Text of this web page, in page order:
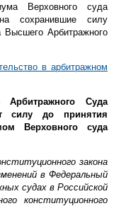
Верховного суда
сохранившие силу
Арбитражного
в арбитражном
Арбитражного Суда
силу до принятия
Верховного суда
закона
в Федеральный
судах в Российской
конституционного